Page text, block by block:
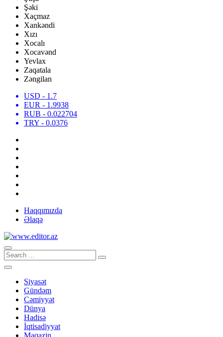
Şəki
Xaçmaz
Xankəndi
Xızı
Xocalı
Xocavənd
Yevlax
Zaqatala
Zəngilan
USD - 1.7
EUR - 1.9938
RUB - 0.022704
TRY - 0.0376
Haqqımızda
Əlaqə
Siyasət
Gündəm
Cəmiyyət
Dünya
Hadisə
İqtisadiyyat
Maqazin